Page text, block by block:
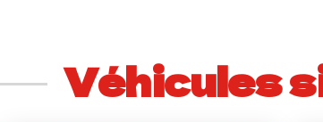
Véhicules